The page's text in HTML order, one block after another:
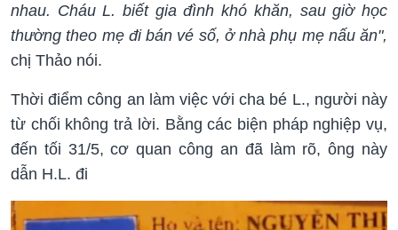
nhau. Cháu L. biết gia đình khó khăn, sau giờ học
thường theo mẹ đi bán vé số, ở nhà phụ mẹ nấu ăn",
chị Thảo nói.
Thời điểm công an làm việc với cha bé L., người này
từ chối không trả lời. Bằng các biện pháp nghiệp vụ,
đến tối 31/5, cơ quan công an đã làm rõ, ông này
dẫn H.L. đi